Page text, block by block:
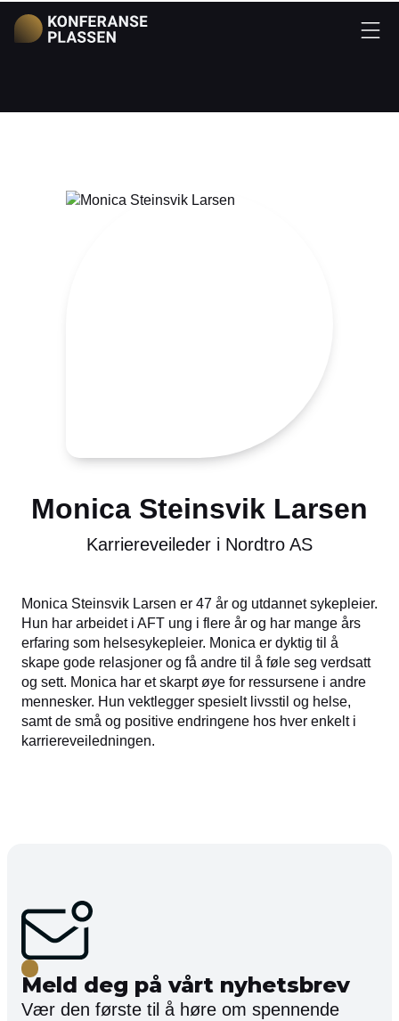
Monica Steinsvik Larsen
Karriereveileder i Nordtro AS
Monica Steinsvik Larsen er 47 år og utdannet sykepleier.
Hun har arbeidet i AFT ung i flere år og har mange års
erfaring som helsesykepleier. Monica er dyktig til å
skape gode relasjoner og få andre til å føle seg verdsatt
og sett. Monica har et skarpt øye for ressursene i andre
mennesker. Hun vektlegger spesielt livsstil og helse,
samt de små og positive endringene hos hver enkelt i
karriereveiledningen.
Meld deg på vårt nyhetsbrev
Vær den første til å høre om spennende